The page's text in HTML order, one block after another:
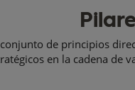
de principios
en la cadena de